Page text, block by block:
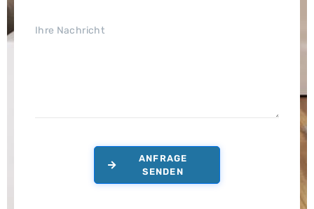
ANFRAGE
SENDEN